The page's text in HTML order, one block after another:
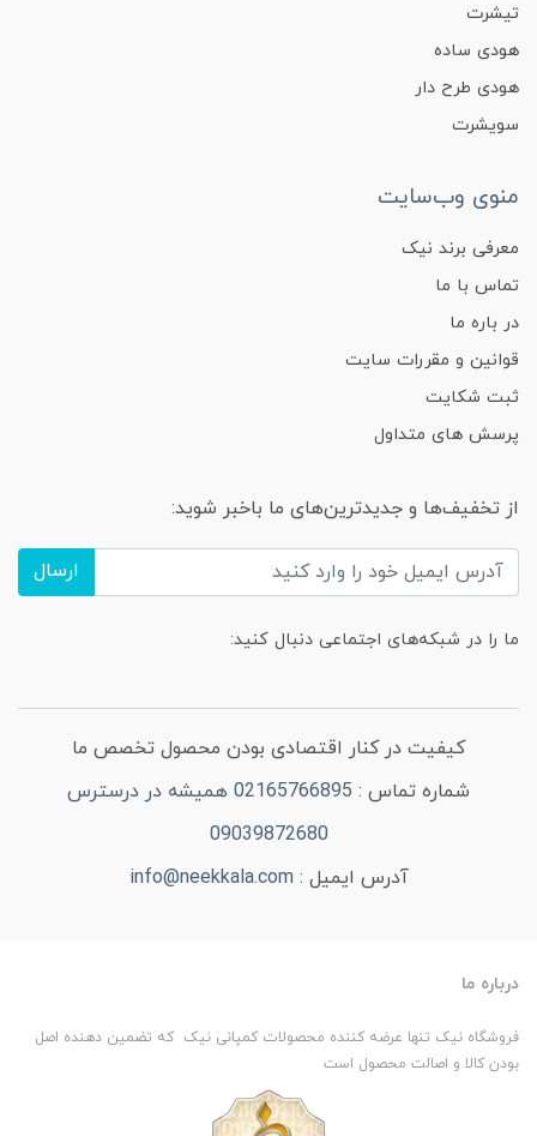
تیشرت
هودی ساده
هودی طرح دار
سویشرت
منوی وب‌سایت
معرفی برند نیک
تماس با ما
در باره ما
قوانین و مقررات سایت
ثبت شکایت
پرسش های متداول
از تخفیف‌ها و جدیدترین‌های ما باخبر شوید:
ارسال
ما را در شبکه‌های اجتماعی دنبال کنید:
کیفیت در کنار اقتصادی بودن محصول تخصص ما
شماره تماس :
02165766895 همیشه در درسترس
09039872680
آدرس ایمیل : info@neekkala.com
درباره ما
فروشگاه نیک تنها عرضه کننده محصولات کمپانی نیک که تضمین دهنده اصل
بودن کالا و اصالت محصول است